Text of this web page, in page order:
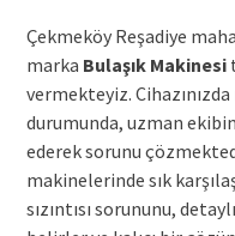
Çekmeköy Reşadiye
marka Bulaşık Makinesi
vermekteyiz.
durumunda, uzman
ederek sorunu
makinelerinde sık
sızıntısı sorununu,